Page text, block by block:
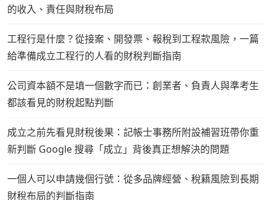
的收入、責任與財稅布局
工程行是什麼？從接案、開發票、報稅到工程款風險，一篇
給準備成立工程行的人看的財稅判斷指南
公司資本額不是填一個數字而已：創業者、負責人與準考生
都該看見的財稅起點判斷
成立之前先看見財稅後果：記帳士事務所附設補習班帶你重
新判斷 Google 搜尋「成立」背後真正想解決的問題
一個人可以申請幾個行號：從多品牌經營、稅籍風險到長期
財稅布局的判斷指南